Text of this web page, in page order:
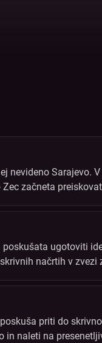
nevideno Sarajevo.
začneta
ugotoviti
načrtih v
priti do
naleti na